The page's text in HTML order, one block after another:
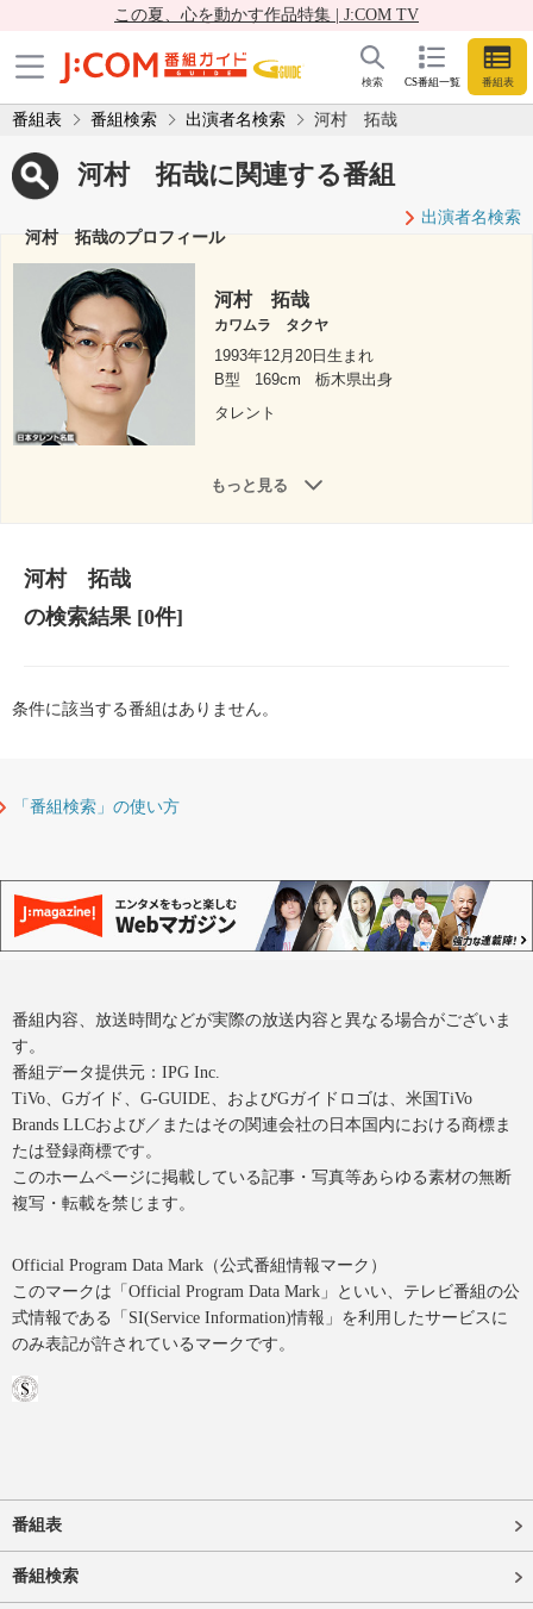
この夏、心を動かす作品特集 | J:COM TV
CS番組一覧 番組表
検索
番組表 番組検索 出演者名検索 河村 拓哉
河村 拓哉に関連する番組
出演者名検索
河村 拓哉のプロフィール
河村 拓哉
カワムラ タクヤ
1993年12月20日生まれ
B型
169cm
栃木県出身
タレント
もっと見る
河村 拓哉
の検索結果[0件]
条件に該当する番組はありません。
「番組検索」の使い方
番組内容、放送時間などが実際の放送内容と異なる場合がございま
す。
番組データ提供元：IPG Inc.
TiVo、Gガイド、G-GUIDE、およびGガイドロゴは、米国TiVo
Brands LLCおよび／またはその関連会社の日本国内における商標ま
たは登録商標です。
このホームページに掲載している記事・写真等あらゆる素材の無断
複写・転載を禁じます。
Official Program Data Mark（公式番組情報マーク）
このマークは「Official Program Data Mark」といい、テレビ番組の公
式情報である「SI(Service Information)情報」を利用したサービスに
のみ表記が許されているマークです。
番組表
番組検索